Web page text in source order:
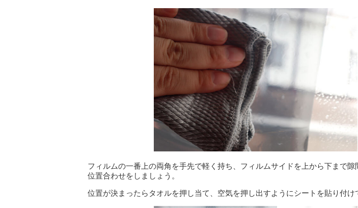
フィルムの一番上の両角を手先で軽く持ち、フィルムサイドを上から下まで隙
位置合わせをしましょう。
位置が決まったらタオルを押し当て、空気を押し出すようにシートを貼り付け